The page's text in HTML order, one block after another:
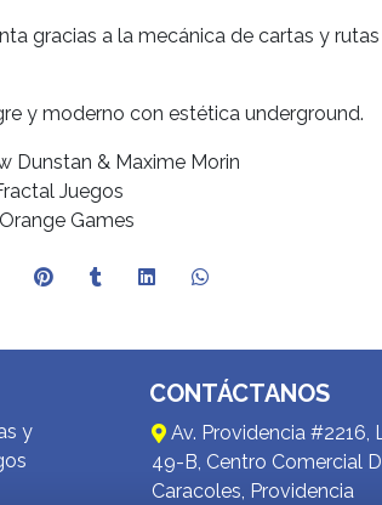
gracias a la mecánica de cartas y rutas
y moderno con estética underground.
Dunstan & Maxime Morin
Juegos
Games
y
CONTÁCTANOS
Av. Providencia #2216,
49-B, Centro Comercial
Caracoles, Providencia